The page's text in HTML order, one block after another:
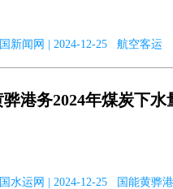
新闻网 | 2024-12-25 航空客运
骅港务2024年煤炭下水
水运网 | 2024-12-25 国能黄骅